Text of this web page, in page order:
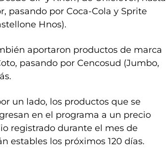
pasando por Coca-Cola y Sprite
Hnos).
aportaron productos de marca
pasando por Cencosud (Jumbo,
un lado, los productos que se
en el programa a un precio
registrado durante el mes de
estables los próximos 120 días.